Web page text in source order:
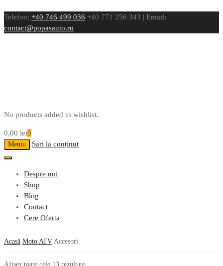
Telefon: +40 746 499 036 +40 771 256 343 | Email:
contact@popasauto.ro
No products added to wishlist.
0,00 lei0
Meniu Sari la conținut
Despre noi
Shop
Blog
Contact
Cere Oferta
Acasă Moto ATV Accesori
Afișez toate cele 13 rezultate